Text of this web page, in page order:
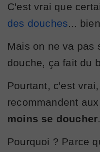
C'est vrai que
des douches...
Mais on ne va pas
douche, ça fait du
Pourtant, c'est
recommandent
moins se doucher.
Pourquoi ? Parce